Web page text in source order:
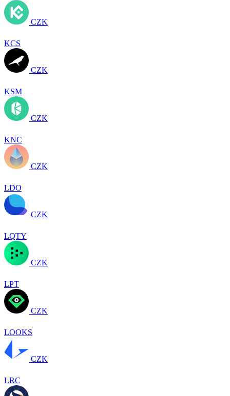
CZK
KCS
CZK
KSM
CZK
KNC
CZK
LDO
CZK
LQTY
CZK
LPT
CZK
LOOKS
CZK
LRC